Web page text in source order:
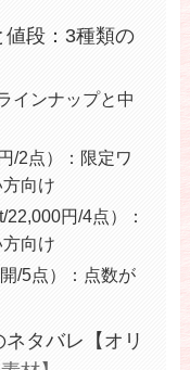
値段：3種類の
インナップと中
/2点）：限定ワ
向け
円/4点）：
向け
/5点）：点数が
タバレ【オリ